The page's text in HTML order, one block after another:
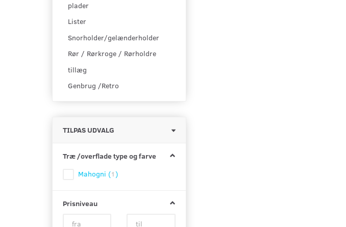
plader
Lister
Snorholder/gelænderholder
Rør / Rørkroge / Rørholdre
tillæg
Genbrug /Retro
TILPAS UDVALG
Træ /overflade type og farve
Mahogni (1)
Prisniveau